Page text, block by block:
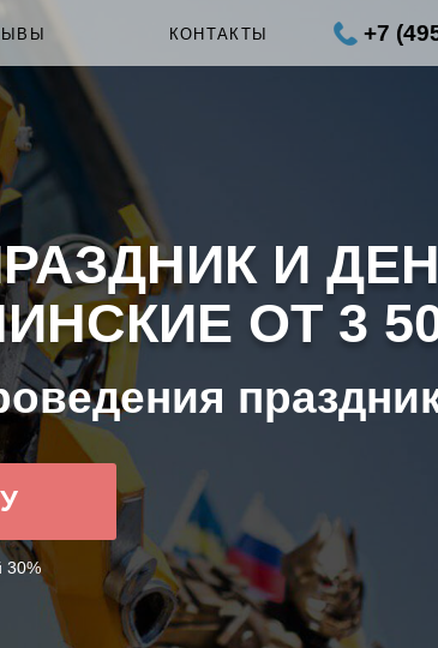
КОНТАКТЫ +7
И
ОТ 3
30%